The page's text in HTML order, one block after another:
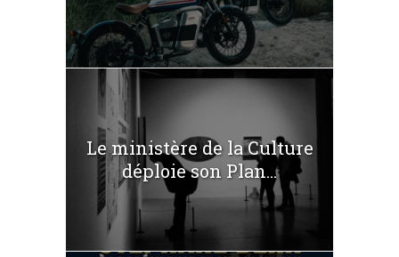
Le ministère de la Culture
déploie son Plan...